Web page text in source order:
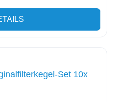
Set 10x